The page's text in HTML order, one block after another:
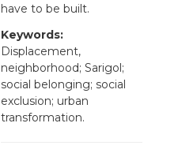
have to be built.
Keywords:
Displacement,
neighborhood; Sarigol;
social belonging; social
exclusion; urban
transformation.